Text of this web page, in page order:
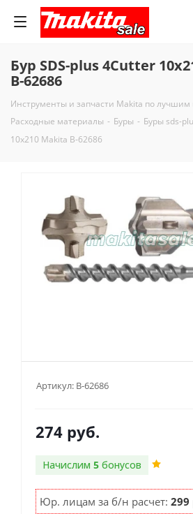
Бур SDS-plus 4Cutter
B-62686
Инструменты и запчасти Makita по
Расходные материалы - Буры - Буры sds-
10x210 Makita B-62686
Артикул: B-62686
274 руб.
Начислим 5 бонусов
Юр. лицам за б/н расчет: 299